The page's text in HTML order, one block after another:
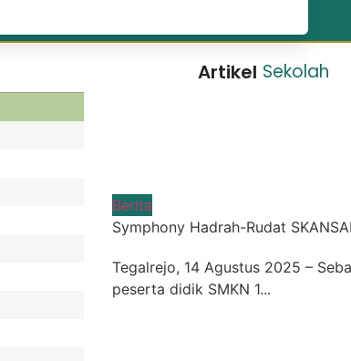
Artikel Sekolah
Berita
Symphony Hadrah-Rudat
Tegalrejo, 14 Agustus 2025 –
peserta didik SMKN 1...